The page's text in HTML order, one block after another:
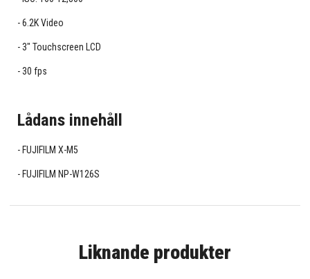
6.2K Video
3" Touchscreen LCD
30 fps
Lådans innehåll
FUJIFILM X-M5
FUJIFILM NP-W126S
Liknande produkter